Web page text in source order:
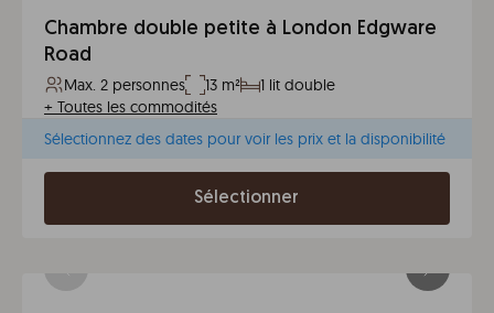
Chambre double petite à London Edgware
Road
Max. 2 personnes 13 m²
1 lit double
+ Toutes les commodités
Sélectionnez des dates pour voir les prix et la disponibilité
Sélectionner